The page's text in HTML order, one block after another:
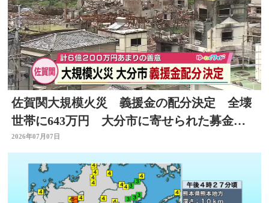
佐賀関大規模火災 義援金の配分決定 全壊
世帯に643万円 大分市に寄せられた募金は
総額約6億円
2026年07月07日